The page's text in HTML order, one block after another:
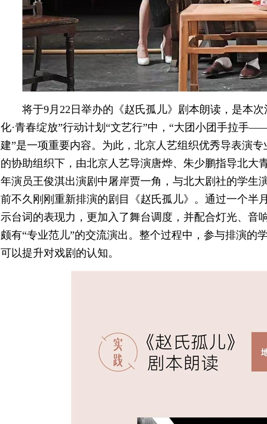
将于9月22日举办的《赵氏孤儿》剧本朗读，是本
化·青春绽放”行动计划“文艺行”中，“大团小团手拉手
建”是一项重要内容。为此，北京人艺组织优秀导表演
的协助组织下，由北京人艺导演唐烨、朱少鹏指导北大
年演员王俊淇出演剧中屠岸贾一角，与北大剧社的学生
前不久刚刚重新排演的剧目《赵氏孤儿》。通过一个半
示台词的表现力，更加入了舞台调度，并配合灯光、音
颇有“专业范儿”的交流演出。整个过程中，参与排演的
可以提升对戏剧的认知。